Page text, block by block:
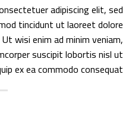
adipiscing elit, sed
tincidunt ut laoreet dolore
wisi enim ad minim veniam,
suscipit lobortis nisl ut
ex ea commodo consequat.